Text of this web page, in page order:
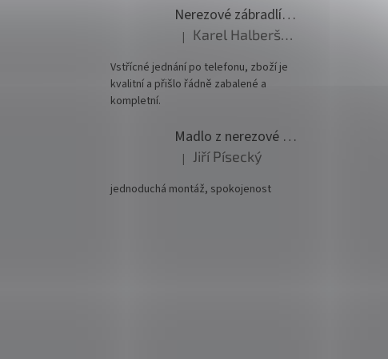
Nerezové zábradlí - set (délka:6000mm x výška:1000mm)
Hodnocení produktu je 5 z 5 hvězdiček.
| Karel Halberštádt
Vstřícné jednání po telefonu, zboží je
kvalitní a přišlo řádně zabalené a
kompletní.
Madlo z nerezové oceli pr. 42,4mm komplet - model 0116 - 3000mm
Hodnocení produktu je 5 z 5 hvězdiček.
| Jiří Písecký
jednoduchá montáž, spokojenost